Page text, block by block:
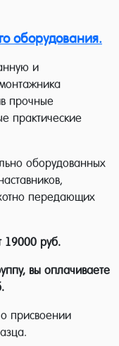
оборудования.
и
прочные
практические
оборудованных
передающих
19000 руб.
вы оплачиваете
присвоении